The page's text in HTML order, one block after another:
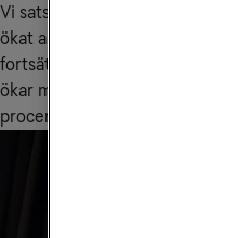
Vi satsar mycket på nätet i
ökat antalet basstationer i
fortsätter även att
ökar med upp till 300
procent, för både 4G och 5G.